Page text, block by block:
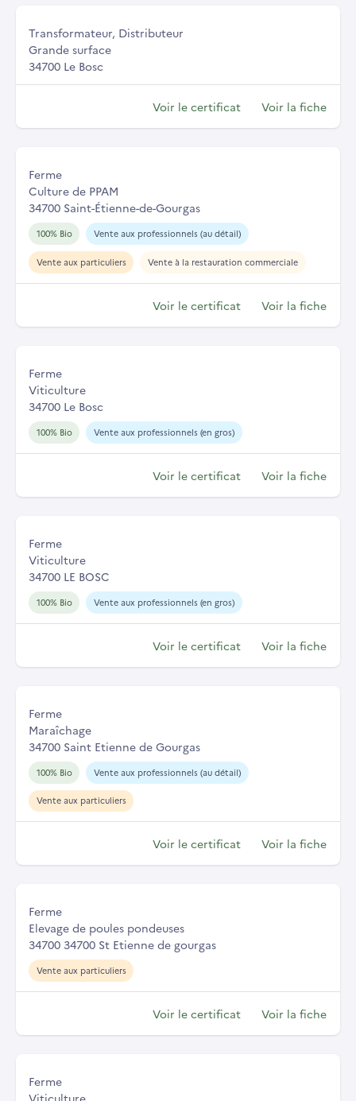
Transformateur, Distributeur
Grande surface
34700 Le Bosc
Voir le certificat Voir la fiche
Ferme
Culture de PPAM
34700 Saint-Étienne-de-Gourgas
100% Bio Vente aux professionnels (au détail)
Vente aux particuliers Vente à la restauration commerciale
Voir le certificat Voir la fiche
Ferme
Viticulture
34700 Le Bosc
100% Bio Vente aux professionnels (en gros)
Voir le certificat Voir la fiche
Ferme
Viticulture
34700 LE BOSC
100% Bio Vente aux professionnels (en gros)
Voir le certificat Voir la fiche
Ferme
Maraîchage
34700 Saint Etienne de Gourgas
100% Bio Vente aux professionnels (au détail)
Vente aux particuliers
Voir le certificat Voir la fiche
Ferme
Elevage de poules pondeuses
34700 34700 St Etienne de gourgas
Vente aux particuliers
Voir le certificat Voir la fiche
Ferme